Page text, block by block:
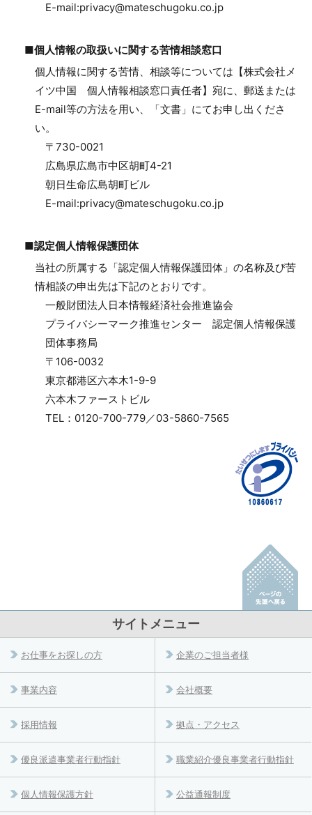
E-mail:privacy@mateschugoku.co.jp
■個人情報の取扱いに関する苦情相談窓口
個人情報に関する苦情、相談等については【株式会社メ
イツ中国 個人情報相談窓口責任者】宛に、郵送または
E-mail等の方法を用い、「文書」にてお申し出くださ
い。
〒730-0021
広島県広島市中区胡町4-21
朝日生命広島胡町ビル
E-mail:privacy@mateschugoku.co.jp
■認定個人情報保護団体
当社の所属する「認定個人情報保護団体」の名称及び苦
情相談の申出先は下記のとおりです。
一般財団法人日本情報経済社会推進協会
プライバシーマーク推進センター 認定個人情報保護
団体事務局
〒106-0032
東京都港区六本木1-9-9
六本木ファーストビル
TEL：0120-700-779／03-5860-7565
サイトメニュー
お仕事をお探しの方 企業のご担当者様
事業内容 会社概要
採用情報 拠点・アクセス
優良派遣事業者行動指針 職業紹介優良事業者行動指針
個人情報保護方針 公益通報制度